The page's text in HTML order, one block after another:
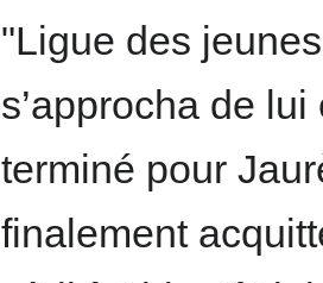
"Ligue des
s’approcha de
terminé pour
finalement